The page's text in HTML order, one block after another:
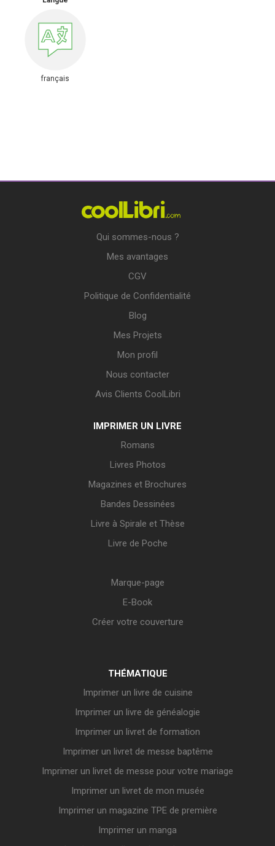
français
Qui sommes-nous ?
Mes avantages
CGV
Politique de Confidentialité
Blog
Mes Projets
Mon profil
Nous contacter
Avis Clients CoolLibri
IMPRIMER UN LIVRE
Romans
Livres Photos
Magazines et Brochures
Bandes Dessinées
Livre à Spirale et Thèse
Livre de Poche
Marque-page
E-Book
Créer votre couverture
THÉMATIQUE
Imprimer un livre de cuisine
Imprimer un livre de généalogie
Imprimer un livret de formation
Imprimer un livret de messe baptême
Imprimer un livret de messe pour votre mariage
Imprimer un livret de mon musée
Imprimer un magazine TPE de première
Imprimer un manga